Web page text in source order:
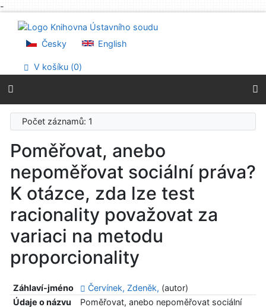
-
Přejít na menu
Prohlášení o webové přístupnosti
Česky English
V košíku (0)
Počet záznamů: 1
Poměřovat, anebo
nepoměřovat sociální práva?
K otázce, zda lze test
racionality považovat za
variaci na metodu
proporcionality
Záhlaví-jméno Červínek, Zdeněk, (autor)
Údaje o názvu
Poměřovat, anebo nepoměřovat sociální